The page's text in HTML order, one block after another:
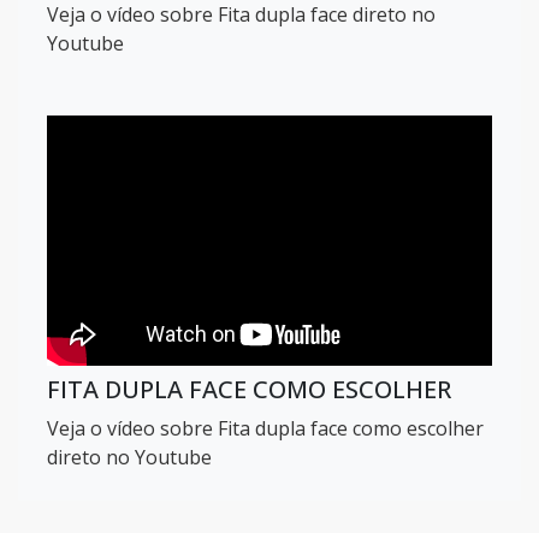
Veja o vídeo sobre Fita dupla face direto no
Youtube
FITA DUPLA FACE COMO ESCOLHER
Veja o vídeo sobre Fita dupla face como escolher
direto no Youtube